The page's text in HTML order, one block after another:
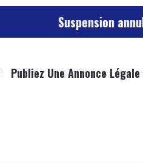
Suspension annulée pour
Publiez Une Annonce Légale